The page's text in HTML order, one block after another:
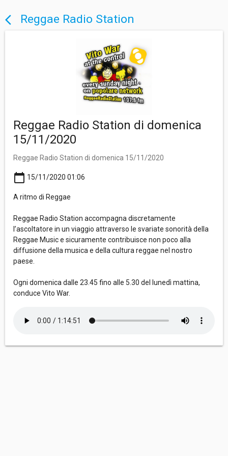
arrow_back_ios Reggae Radio Station
Reggae Radio Station di domenica
15/11/2020
Reggae Radio Station di domenica 15/11/2020
calendar_today 15/11/2020 01:06
A ritmo di Reggae
Reggae Radio Station accompagna discretamente
l’ascoltatore in un viaggio attraverso le svariate sonorità della
Reggae Music e sicuramente contribuisce non poco alla
diffusione della musica e della cultura reggae nel nostro
paese.
Ogni domenica dalle 23.45 fino alle 5.30 del lunedì mattina,
conduce Vito War.